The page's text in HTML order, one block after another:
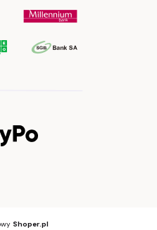
Shoper.pl